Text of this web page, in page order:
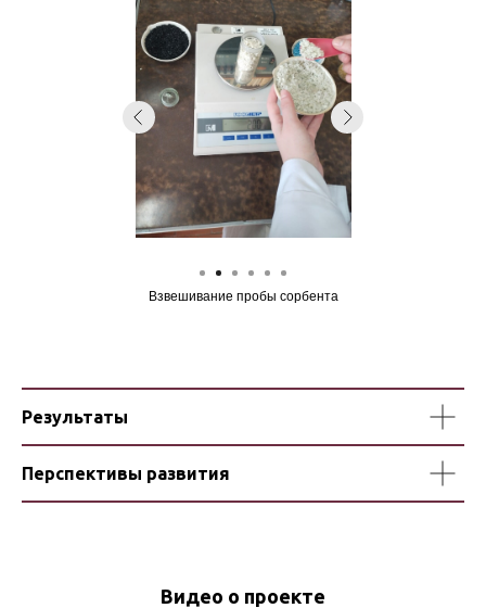
Взвешивание пробы сорбента
Результаты
Перспективы развития
Видео о проекте